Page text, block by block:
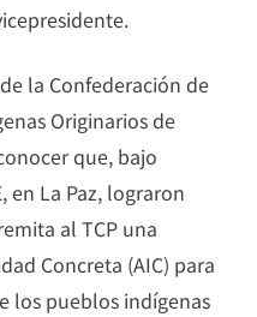
la Confederación de
Originarios de
que, bajo
en La Paz, lograron
al TCP una
Concreta (AIC) para
los pueblos indígenas